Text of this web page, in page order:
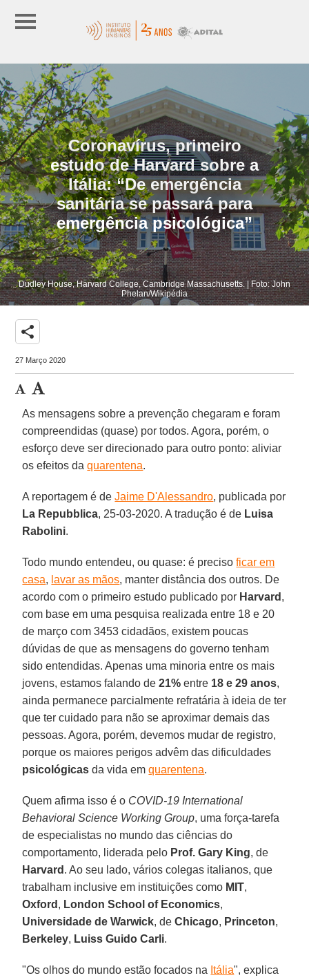
Coronavírus, primeiro
estudo de Harvard sobre a
Itália: “De emergência
sanitária se passará para
emergência psicológica”
Dudley House, Harvard College, Cambridge Massachusetts. | Foto: John
Phelan/Wikipédia
share
27 Março 2020
As mensagens sobre a prevenção chegaram e foram
compreendidas (quase) por todos. Agora, porém, o
esforço deve ser direcionado para outro ponto: aliviar
os efeitos daquarentena.
A reportagem é deJaime D'Alessandro, publicada por
La Repubblica, 25-03-2020. A tradução é de Luisa
Rabolini.
Todo mundo entendeu, ou quase: é precisoficar em
casa, lavar as mãos, manter distância dos outros. De
acordo com o primeiro estudo publicado por Harvard ,
com base em uma pesquisa realizada entre 18 e 20
de março com 3453 cidadãos, existem poucas
dúvidas de que as mensagens do governo tenham
sido entendidas. Apenas uma minoria entre os mais
jovens, estamos falando de21% entre 18 e 29 anos,
ainda permanece parcialmente refratária à ideia de ter
que ter cuidado para não se aproximar demais das
pessoas. Agora, porém, devemos mudar de registro,
porque os maiores perigos advêm das dificuldades
psicológicas da vida emquarentena.
Quem afirma isso é o COVID-19 International
Behavioral Science Working Group, uma força-tarefa
de especialistas no mundo das ciências do
comportamento, liderada pelo Prof. Gary King, de
Harvard . Ao seu lado, vários colegas italianos, que
trabalham inclusive em instituições como MIT,
Oxford , London School of Economics,
Universidade de Warwick, deChicago, Princeton,
Berkeley, Luiss Guido Carli.
"Os olhos do mundo estão focados na Itália", explica